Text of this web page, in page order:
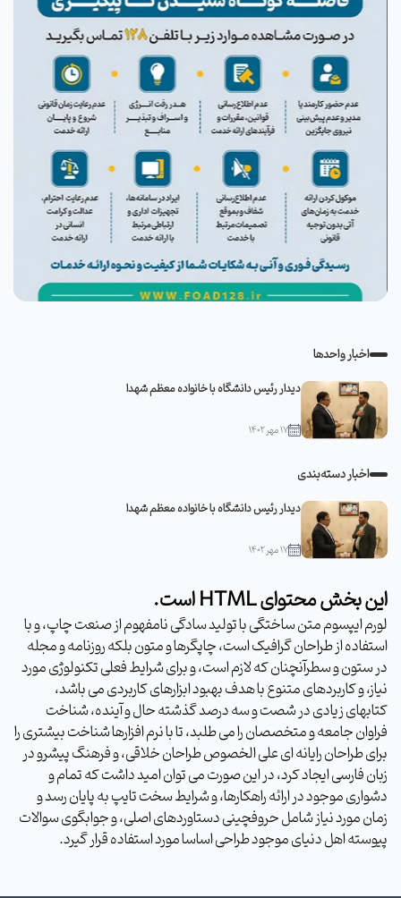
اخبار واحدها
دیدار رئیس دانشگاه با خانواده معظم شهدا
۱۷ مهر ۱۴۰۲
اخبار دسته‌بندی
دیدار رئیس دانشگاه با خانواده معظم شهدا
۱۷ مهر ۱۴۰۲
این بخش محتوای HTML است.
لورم ایپسوم متن ساختگی با تولید سادگی نامفهوم از صنعت چاپ، و با
استفاده از طراحان گرافیک است، چاپگرها و متون بلکه روزنامه و مجله
در ستون و سطرآنچنان که لازم است، و برای شرایط فعلی تکنولوژی مورد
نیاز، و کاربردهای متنوع با هدف بهبود ابزارهای کاربردی می باشد،
کتابهای زیادی در شصت و سه درصد گذشته حال و آینده، شناخت
فراوان جامعه و متخصصان را می طلبد، تا با نرم افزارها شناخت بیشتری را
برای طراحان رایانه ای علی الخصوص طراحان خلاقی، و فرهنگ پیشرو در
زبان فارسی ایجاد کرد، در این صورت می توان امید داشت که تمام و
دشواری موجود در ارائه راهکارها، و شرایط سخت تایپ به پایان رسد و
زمان مورد نیاز شامل حروفچینی دستاوردهای اصلی، و جوابگوی سوالات
پیوسته اهل دنیای موجود طراحی اساسا مورد استفاده قرار گیرد.